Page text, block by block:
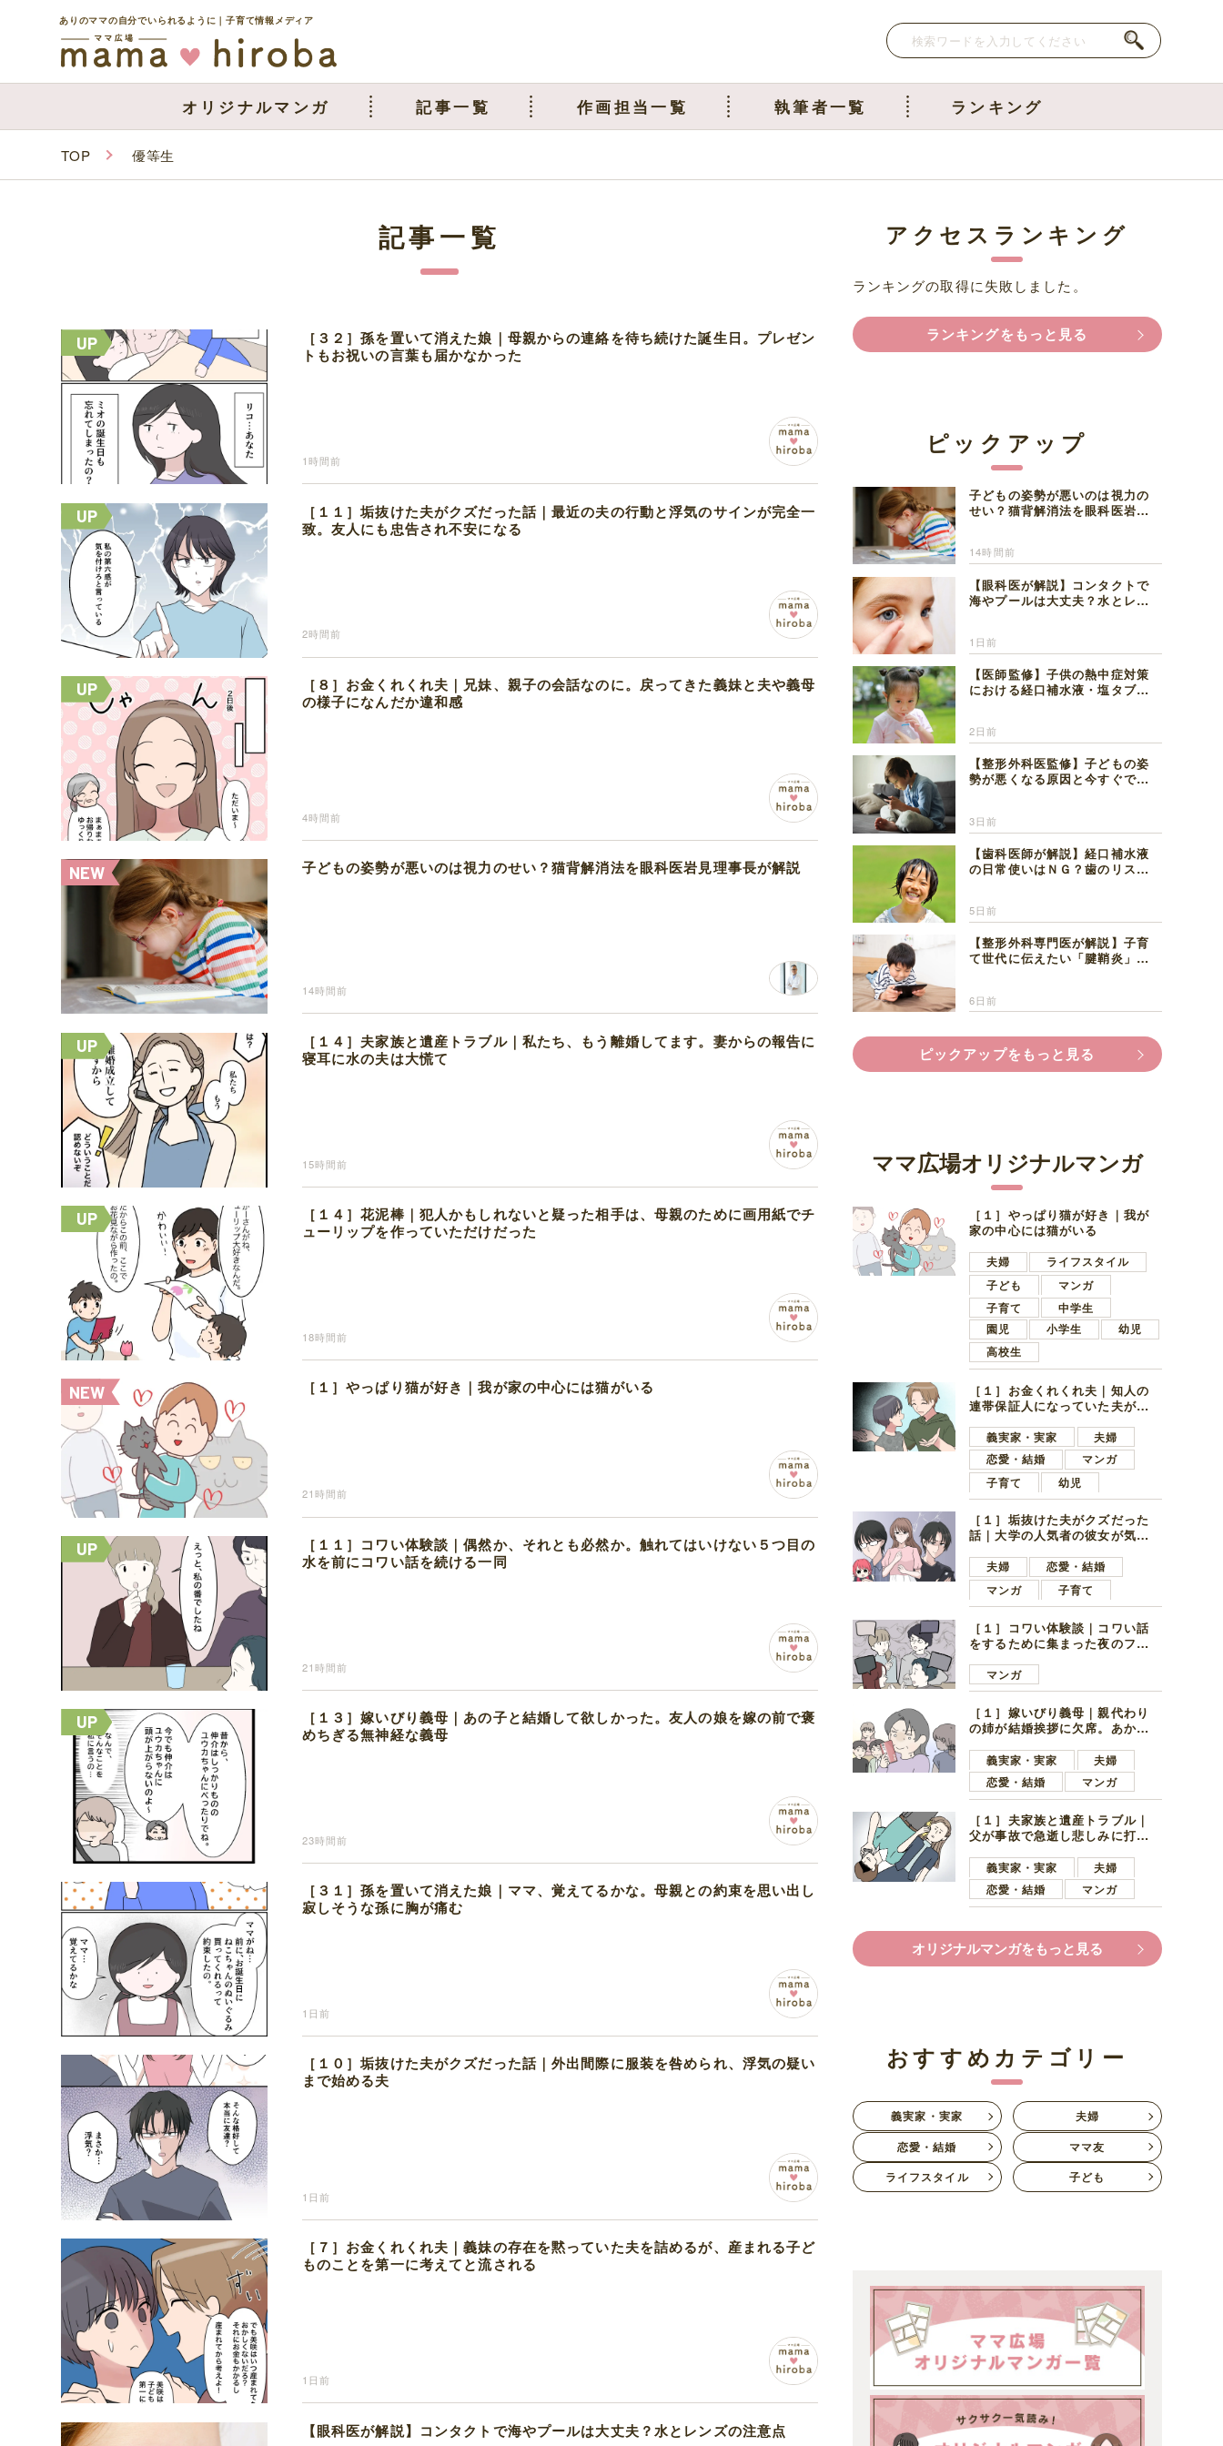
ありのママの自分でいられるように｜子育て情報メディア
オリジナルマンガ 記事一覧 作画担当一覧 執筆者一覧 ランキング
TOP 優等生
記事一覧
［３２］孫を置いて消えた娘｜母親からの連絡を待ち続けた誕生日。プレゼン
トもお祝いの言葉も届かなかった
1時間前
［１１］垢抜けた夫がクズだった話｜最近の夫の行動と浮気のサインが完全一
致。友人にも忠告され不安になる
2時間前
［８］お金くれくれ夫｜兄妹、親子の会話なのに。戻ってきた義妹と夫や義母
の様子になんだか違和感
4時間前
子どもの姿勢が悪いのは視力のせい？猫背解消法を眼科医岩見理事長が解説
14時間前
［１４］夫家族と遺産トラブル｜私たち、もう離婚してます。妻からの報告に
寝耳に水の夫は大慌て
15時間前
［１４］花泥棒｜犯人かもしれないと疑った相手は、母親のために画用紙でチ
ューリップを作っていただけだった
18時間前
［１］やっぱり猫が好き｜我が家の中心には猫がいる
21時間前
［１１］コワい体験談｜偶然か、それとも必然か。触れてはいけない５つ目の
水を前にコワい話を続ける一同
21時間前
［１３］嫁いびり義母｜あの子と結婚して欲しかった。友人の娘を嫁の前で褒
めちぎる無神経な義母
23時間前
［３１］孫を置いて消えた娘｜ママ、覚えてるかな。母親との約束を思い出し
寂しそうな孫に胸が痛む
1日前
［１０］垢抜けた夫がクズだった話｜外出間際に服装を咎められ、浮気の疑い
まで始める夫
1日前
［７］お金くれくれ夫｜義妹の存在を黙っていた夫を詰めるが、産まれる子ど
ものことを第一に考えてと流される
1日前
【眼科医が解説】コンタクトで海やプールは大丈夫？水とレンズの注意点
アクセスランキング
ランキングの取得に失敗しました。
ランキングをもっと見る
ピックアップ
子どもの姿勢が悪いのは視力の
せい？猫背解消法を眼科医岩見
14時間前
【眼科医が解説】コンタクトで
海やプールは大丈夫？水とレン
1日前
【医師監修】子供の熱中症対策
における経口補水液・塩タブレ
2日前
【整形外科医監修】子どもの姿
勢が悪くなる原因と今すぐでき
3日前
【歯科医師が解説】経口補水液
の日常使いはＮＧ？歯のリスク
5日前
【整形外科専門医が解説】子育
て世代に伝えたい「腱鞘炎」の
6日前
ピックアップをもっと見る
ママ広場オリジナルマンガ
［１］やっぱり猫が好き｜我が
家の中心には猫がいる
夫婦
ライフスタイル
子ども
マンガ
子育て
中学生
園児
小学生
幼児
高校生
［１］お金くれくれ夫｜知人の
連帯保証人になっていた夫が家
言ってきた
義実家・実家
夫婦
恋愛・結婚
マンガ
子育て
幼児
［１］垢抜けた夫がクズだった
話｜大学の人気者の彼女が気に
子学生
夫婦
恋愛・結婚
マンガ
子育て
［１］コワい体験談｜コワい話
をするために集まった夜のファ
好きの男の子ママ
マンガ
［１］嫁いびり義母｜親代わり
の姉が結婚挨拶に欠席。あから
義実家・実家
夫婦
恋愛・結婚
マンガ
［１］夫家族と遺産トラブル｜
父が事故で急逝し悲しみに打ち
ます夫
義実家・実家
夫婦
恋愛・結婚
マンガ
オリジナルマンガをもっと見る
おすすめカテゴリー
義実家・実家
夫婦
恋愛・結婚
ママ友
ライフスタイル
子ども